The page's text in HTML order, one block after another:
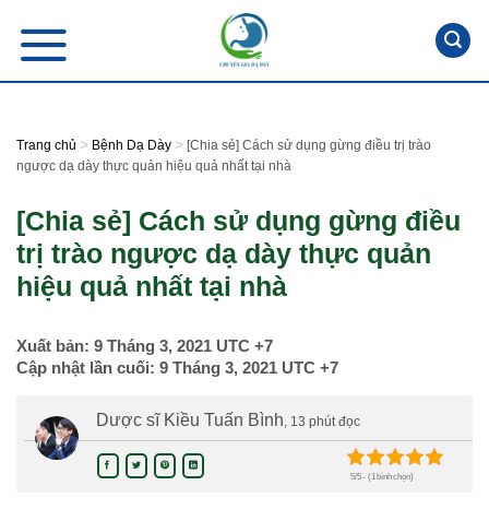
content
Trang chủ > Bệnh Dạ Dày > [Chia sẻ] Cách sử dụng gừng điều trị trào
ngược dạ dày thực quản hiệu quả nhất tại nhà
[Chia sẻ] Cách sử dụng gừng điều
trị trào ngược dạ dày thực quản
hiệu quả nhất tại nhà
Xuất bản: 9 Tháng 3, 2021 UTC +7
Cập nhật lần cuối: 9 Tháng 3, 2021 UTC +7
Dược sĩ Kiều Tuấn Bình, 13 phút đọc
5/5 - (1 bình chọn)